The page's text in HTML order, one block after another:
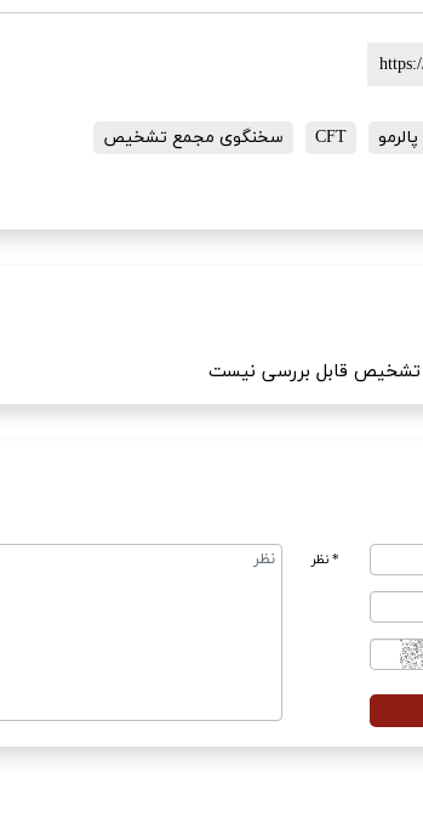
پالرمو CFT سخنگوی مجمع تشخیص
* نظر